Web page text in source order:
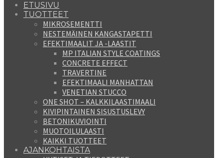
ETUSIVU
TUOTTEET
MIKROSEMENTTI
NESTEMÄINEN KANGASTAPETTI
EFEKTIMAALIT JA -LAASTIT
MP ITALIAN STYLE COATINGS
CONCRETE EFFECT
TRAVERTINE
EFEKTIMAALI MANHATTAN
VENETIAN STUCCO
ONE SHOT – KALKKILAASTIMAALI
KIVIPINTAINEN SISUSTUSLEVY
BETONIKUVIOINTI
MUOTOILULAASTI
KAIKKI TUOTTEET
AJANKOHTAISTA